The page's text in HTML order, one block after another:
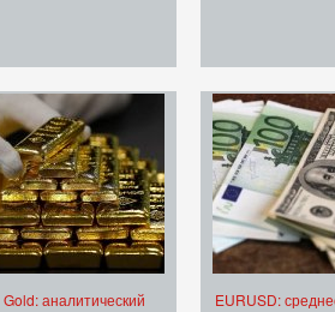
Gold: аналитический
EURUSD: